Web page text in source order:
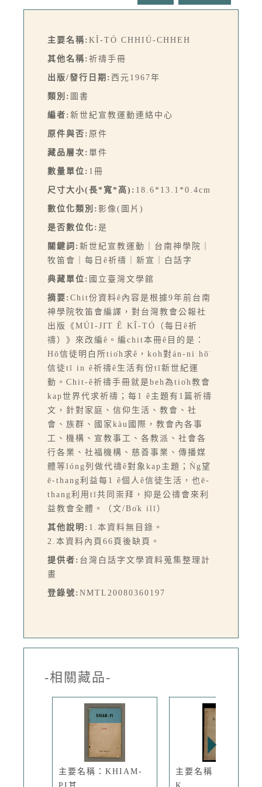
主要名稱: KÎ-TÓ CHHIÚ-CHHEH
其他名稱: 祈禱手冊
出版/發行日期: 西元1967年
類別: 圖書
編者: 新世紀宣教運動連絡中心
原件與否: 原件
藏品層次: 單件
數量單位: 1冊
尺寸大小(長*寬*高): 18.6*13.1*0.4cm
數位化類別: 影像(圖片)
是否數位化: 是
關鍵詞: 新世紀宣教運動｜台南神學院｜
牧笛會｜每日ê祈禱｜新宣｜白話字
典藏單位: 國立臺灣文學館
摘要: Chit份資料ê內容是根據9年前台南
神學院牧笛會編譯，對台灣教會公報社
出版《MÚI-JI̍T Ê KÎ-TÓ（每日ê祈
禱）》來改編ê。編chit本冊ê目的是：
Hō͘信徒明白所tio̍h求ê，koh對án-ni hō͘
信徒tī in ê祈禱ê生活有份tī新世紀運
動。Chit-ê祈禱手冊就是beh為tio̍h教會
kap世界代求祈禱；每1 ê主題有1篇祈禱
文，針對家庭、信仰生活、教會、社
會、族群、國家kàu國際，教會內各事
工、機構、宣教事工、各教派、社會各
行各業、社福機構、慈善事業、傳播媒
體等lóng列做代禱ê對象kap主題；Ǹg望
ē-thang利益每1 ê個人ê信徒生活，也ē-
thang利用tī共同崇拜，抑是公禱會來利
益教會全體。（文/Bo̍k ilī）
其他說明: 1.本資料無目錄。
2.本資料內頁66頁後缺頁。
提供者: 台灣白話字文學資料蒐集整理計
畫
登錄號: NMTL20080360197
-相關藏品-
主要名稱：KHIAM-
主要名稱：LÂM